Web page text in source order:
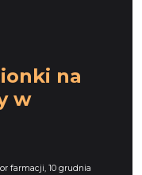
na
w
farmacji, 10 grudnia